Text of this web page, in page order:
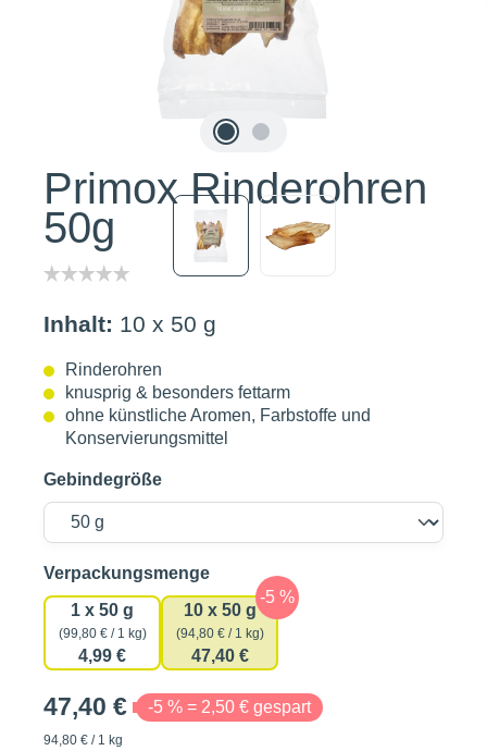
Primox Rinderohren
50g
Inhalt: 10 x 50 g
Rinderohren
knusprig & besonders fettarm
ohne künstliche Aromen, Farbstoffe und
Konservierungsmittel
Gebindegröße
Verpackungsmengeauswählen
1 x 50 g
(99,80 € / 1 kg)
4,99 €
10 x 50 g
(94,80 € / 1 kg)
47,40 €
47,40 € -5 % = 2,50 € gespart
94,80 € / 1 kg